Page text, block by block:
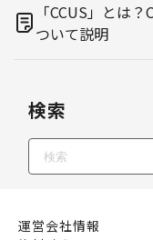
「CCUS」とは
ついて説明
検索
運営会社情報